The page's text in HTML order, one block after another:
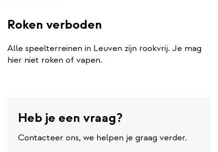
Roken verboden
Alle speelterreinen in Leuven zijn rookvrij. Je mag
hier niet roken of vapen.
Heb je een vraag?
Contacteer ons, we helpen je graag verder.